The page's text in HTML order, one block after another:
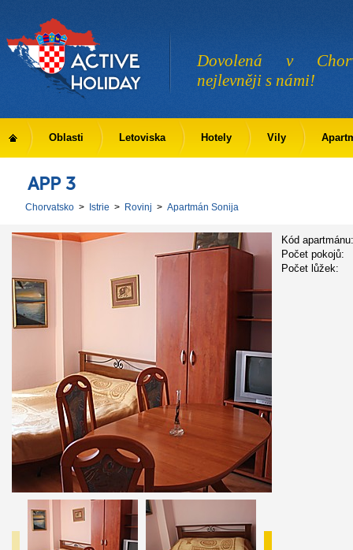
Dovolená v
nejlevněji s námi!
Oblasti Letoviska Hotely Vily
APP 3
Chorvatsko > Istrie > Rovinj > Apartmán Sonija
Kód apartmánu:
Počet pokojů:
Počet lůžek: